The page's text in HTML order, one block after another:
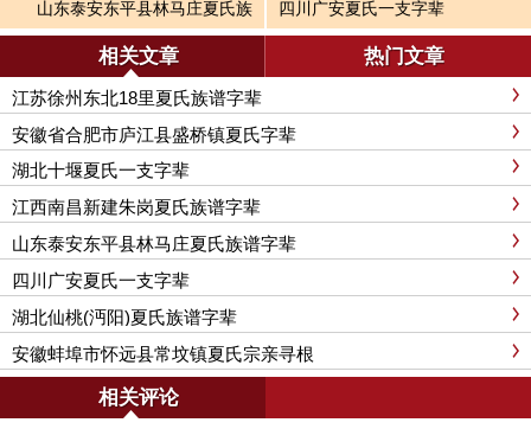
山东泰安东平县林马庄夏氏族
谱字辈
四川广安夏氏一支字辈
相关文章 热门文章
江苏徐州东北18里夏氏族谱字辈
安徽省合肥市庐江县盛桥镇夏氏字辈
湖北十堰夏氏一支字辈
江西南昌新建朱岗夏氏族谱字辈
山东泰安东平县林马庄夏氏族谱字辈
四川广安夏氏一支字辈
湖北仙桃(沔阳)夏氏族谱字辈
安徽蚌埠市怀远县常坟镇夏氏宗亲寻根
相关评论